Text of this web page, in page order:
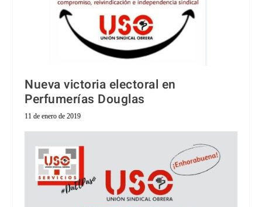
Nueva victoria electoral en
Perfumerías Douglas
11 de enero de 2019